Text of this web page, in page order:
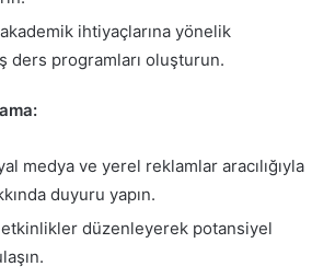
ihtiyaçlarına yönelik
ders programları oluşturun.
medya ve yerel reklamlar aracılığıyla
duyuru yapın.
etkinlikler düzenleyerek potansiyel